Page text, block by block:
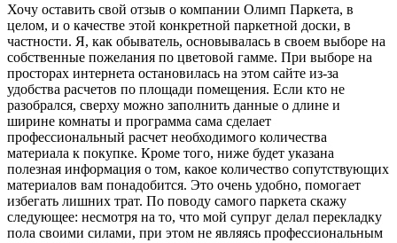
Хочу оставить свой отзыв о компании Олимп Паркета, в
целом, и о качестве этой конкретной паркетной доски, в
частности. Я, как обыватель, основывалась в своем выборе на
собственные пожелания по цветовой гамме. При выборе на
просторах интернета остановилась на этом сайте из-за
удобства расчетов по площади помещения. Если кто не
разобрался, сверху можно заполнить данные о длине и
ширине комнаты и программа сама сделает
профессиональный расчет необходимого количества
материала к покупке. Кроме того, ниже будет указана
полезная информация о том, какое количество сопутствующих
материалов вам понадобится. Это очень удобно, помогает
избегать лишних трат. По поводу самого паркета скажу
следующее: несмотря на то, что мой супруг делал перекладку
пола своими силами, при этом не являясь профессиональным